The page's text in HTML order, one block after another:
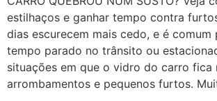
estilhaços e ganhar tempo contra
dias escurecem mais cedo, e é comum
tempo parado no trânsito ou
situações em que o vidro do carro fica
arrombamentos e pequenos furtos.